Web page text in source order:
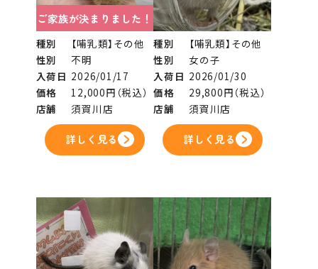
ご家族が決まりました！
種別
【哺乳類】その他
性別
不明
入荷日 2026/01/17
価格
12,000円（税込）
店舗
須賀川店
詳しく見る
種別
【哺乳類】その他
性別
女の子
入荷日 2026/01/30
価格
29,800円（税込）
店舗
須賀川店
詳しく見る